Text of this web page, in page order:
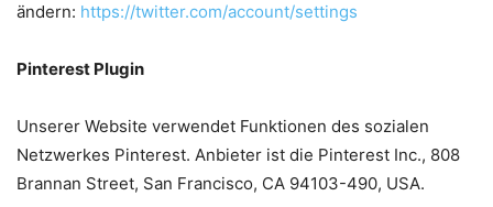
ändern: https://twitter.com/account/settings
Pinterest Plugin
Unserer Website verwendet Funktionen des sozialen
Netzwerkes Pinterest. Anbieter ist die Pinterest Inc., 808
Brannan Street, San Francisco, CA 94103-490, USA.